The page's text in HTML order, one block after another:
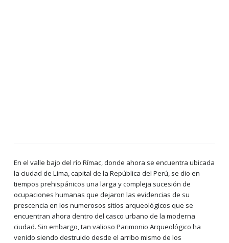
En el valle bajo del río Rímac, donde ahora se encuentra ubicada
la ciudad de Lima, capital de la República del Perú, se dio en
tiempos prehispánicos una larga y compleja sucesión de
ocupaciones humanas que dejaron las evidencias de su
prescencia en los numerosos sitios arqueológicos que se
encuentran ahora dentro del casco urbano de la moderna
ciudad. Sin embargo, tan valioso Parimonio Arqueológico ha
venido siendo destruido desde el arribo mismo de los